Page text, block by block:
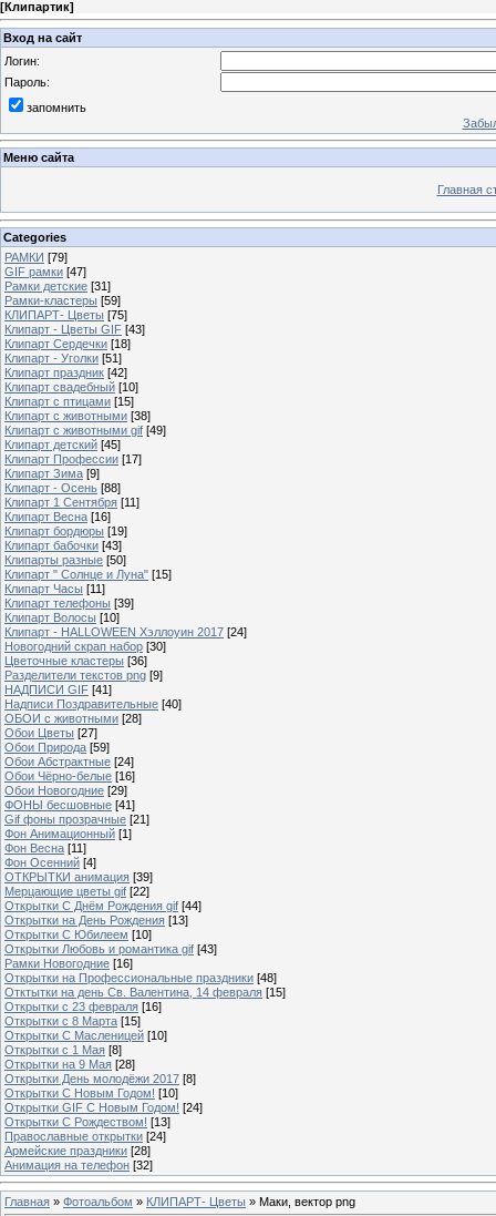
[Клипартик]
Вход на сайт
Логин:
Пароль:
запомнить
Меню сайта
Главная
Categories
РАМКИ [79]
GIF рамки [47]
Рамки детские [31]
Рамки-кластеры [59]
КЛИПАРТ- Цветы [75]
Клипарт - Цветы GIF [43]
Клипарт Сердечки [18]
Клипарт - Уголки [51]
Клипарт праздник [42]
Клипарт свадебный [10]
Клипарт с птицами [15]
Клипарт с животными [38]
Клипарт с животными gif [49]
Клипарт детский [45]
Клипарт Профессии [17]
Клипарт Зима [9]
Клипарт - Осень [88]
Клипарт 1 Сентября [11]
Клипарт Весна [16]
Клипарт бордюры [19]
Клипарт бабочки [43]
Клипарты разные [50]
Клипарт " Солнце и Луна" [15]
Клипарт Часы [11]
Клипарт телефоны [39]
Клипарт Волосы [10]
Клипарт - HALLOWEEN Хэллоуин 2017 [24]
Новогодний скрап набор [30]
Цветочные кластеры [36]
Разделители текстов png [9]
НАДПИСИ GIF [41]
Надписи Поздравительные [40]
ОБОИ с животными [28]
Обои Цветы [27]
Обои Природа [59]
Обои Абстрактные [24]
Обои Чёрно-белые [16]
Обои Новогодние [29]
ФОНЫ бесшовные [41]
Gif фоны прозрачные [21]
Фон Анимационный [1]
Фон Весна [11]
Фон Осенний [4]
ОТКРЫТКИ анимация [39]
Мерцающие цветы gif [22]
Открытки С Днём Рождения gif [44]
Открытки на День Рождения [13]
Открытки С Юбилеем [10]
Открытки Любовь и романтика gif [43]
Рамки Новогодние [16]
Открытки на Профессиональные праздники [48]
Отктытки на день Св. Валентина, 14 февраля [15]
Открытки с 23 февраля [16]
Открытки с 8 Марта [15]
Открытки С Масленицей [10]
Открытки с 1 Мая [8]
Открытки на 9 Мая [28]
Открытки День молодёжи 2017 [8]
Открытки С Новым Годом! [10]
Открытки GIF С Новым Годом! [24]
Открытки С Рождеством! [13]
Православные открытки [24]
Армейские праздники [28]
Анимация на телефон [32]
Главная » Фотоальбом » КЛИПАРТ- Цветы » Маки, вектор png